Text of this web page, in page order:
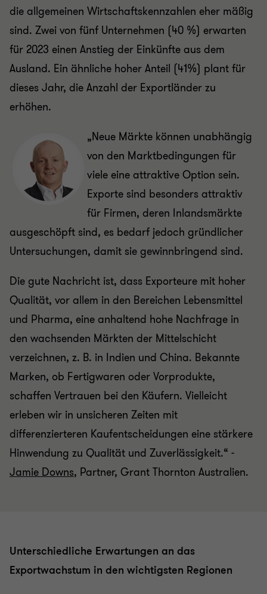
die allgemeinen Wirtschaftskennzahlen eher mäßig
sind. Zwei von fünf Unternehmen (40 %) erwarten
für 2023 einen Anstieg der Einkünfte aus dem
Ausland. Ein ähnliche hoher Anteil (41%) plant für
dieses Jahr, die Anzahl der Exportländer zu
erhöhen.
„Neue Märkte können unabhängig
von den Marktbedingungen für
viele eine attraktive Option sein.
Exporte sind besonders attraktiv
für Firmen, deren Inlandsmärkte
ausgeschöpft sind, es bedarf jedoch gründlicher
Untersuchungen, damit sie gewinnbringend sind.
Die gute Nachricht ist, dass Exporteure mit hoher
Qualität, vor allem in den Bereichen Lebensmittel
und Pharma, eine anhaltend hohe Nachfrage in
den wachsenden Märkten der Mittelschicht
verzeichnen, z. B. in Indien und China. Bekannte
Marken, ob Fertigwaren oder Vorprodukte,
schaffen Vertrauen bei den Käufern. Vielleicht
erleben wir in unsicheren Zeiten mit
differenzierteren Kaufentscheidungen eine stärkere
Hinwendung zu Qualität und Zuverlässigkeit.“ -
Jamie Downs, Partner, Grant Thornton Australien.
Unterschiedliche Erwartungen an das
Exportwachstum in den wichtigsten Regionen